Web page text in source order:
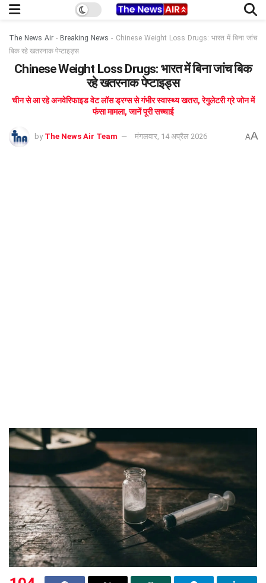
The News Air - Breaking News - Chinese Weight Loss Drugs: भारत में बिना जांच
बिक रहे खतरनाक पेप्टाइड्स
Chinese Weight Loss Drugs: भारत में बिना जांच बिक
रहे खतरनाक पेप्टाइड्स
चीन से आ रहे अनवेरिफाइड वेट लॉस ड्रग्स से गंभीर स्वास्थ्य खतरा, रेगुलेटरी ग्रे जोन में
फंसा मामला, जानें पूरी सच्चाई
by The News Air Team मंगलवार, 14 अप्रैल 2026 AA